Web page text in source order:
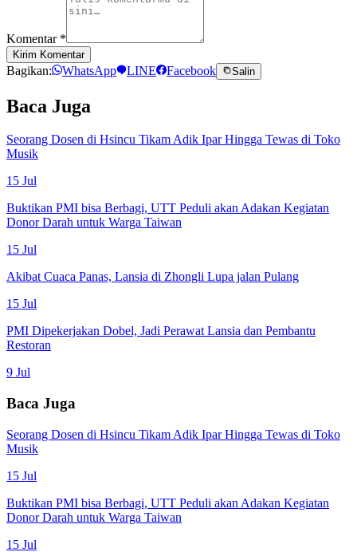
Komentar *
Kirim Komentar
Bagikan: WhatsApp LINE Facebook Salin
Baca Juga
Seorang Dosen di Hsincu Tikam Adik Ipar Hingga Tewas di Toko
Musik
15 Jul
Buktikan PMI bisa Berbagi, UTT Peduli akan Adakan Kegiatan
Donor Darah untuk Warga Taiwan
15 Jul
Akibat Cuaca Panas, Lansia di Zhongli Lupa jalan Pulang
15 Jul
PMI Dipekerjakan Dobel, Jadi Perawat Lansia dan Pembantu
Restoran
9 Jul
Baca Juga
Seorang Dosen di Hsincu Tikam Adik Ipar Hingga Tewas di Toko
Musik
15 Jul
Buktikan PMI bisa Berbagi, UTT Peduli akan Adakan Kegiatan
Donor Darah untuk Warga Taiwan
15 Jul